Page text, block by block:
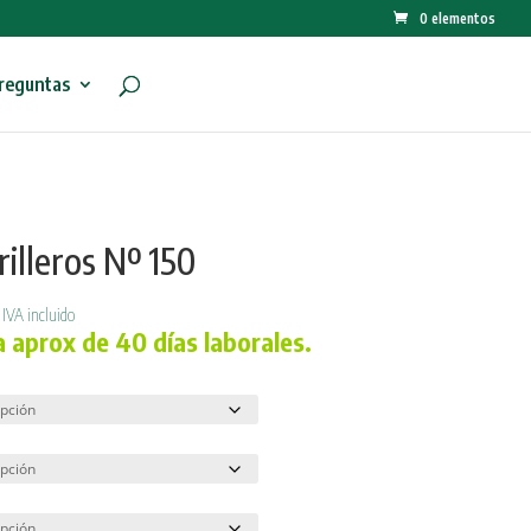
0 elementos
Nº 150
€.
IVA incluido
aprox de 40 días laborales.